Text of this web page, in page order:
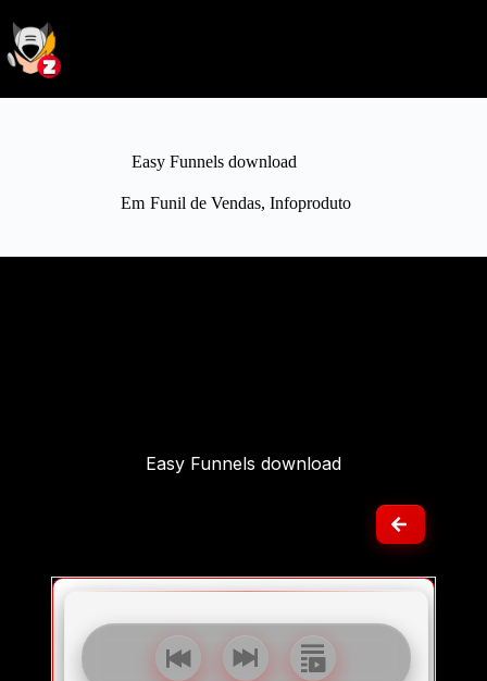
Easy Funnels download
Em Funil de Vendas, Infoproduto
Easy Funnels download